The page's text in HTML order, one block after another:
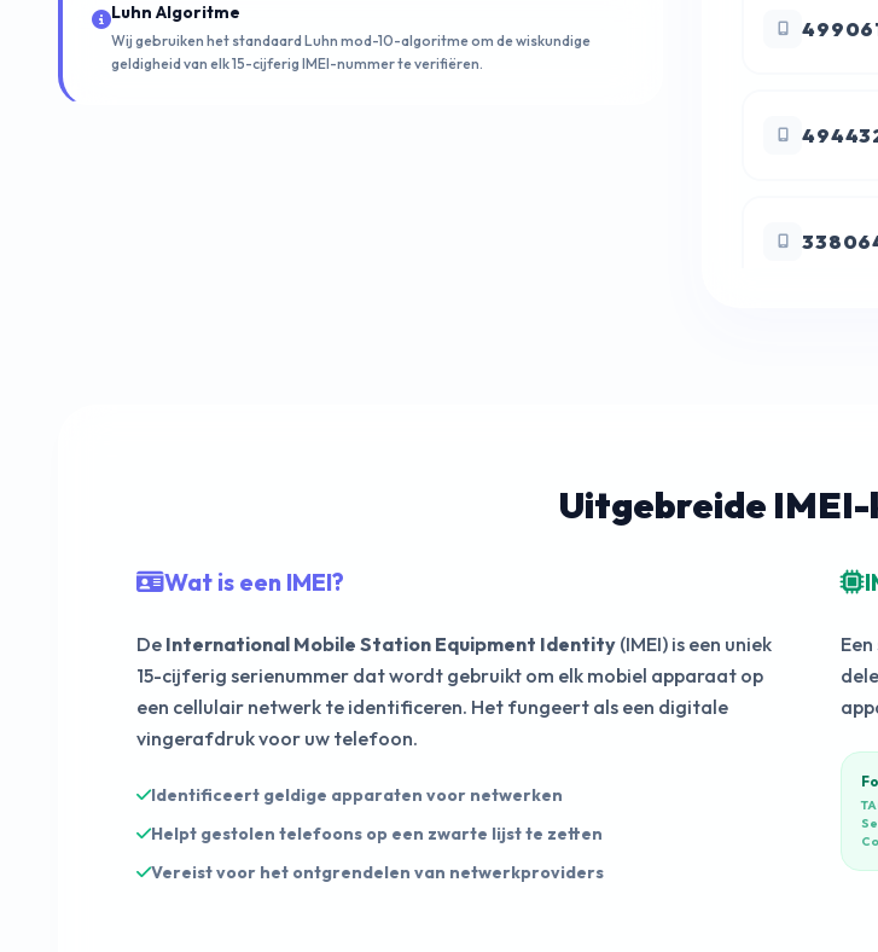
Luhn Algoritme
Wij gebruiken het standaard Luhn mod-10-algoritme om de wiskundige
geldigheid van elk 15-cijferig IMEI-nummer te verifiëren.
Uitgebreide
Wat is een IMEI?
De International Mobile Station Equipment Identity (IMEI) is een uniek
15-cijferig serienummer dat wordt gebruikt om elk mobiel apparaat op
een cellulair netwerk te identificeren. Het fungeert als een digitale
vingerafdruk voor uw telefoon.
Identificeert geldige apparaten voor netwerken
Helpt gestolen telefoons op een zwarte lijst te zetten
Vereist voor het ontgrendelen van netwerkproviders